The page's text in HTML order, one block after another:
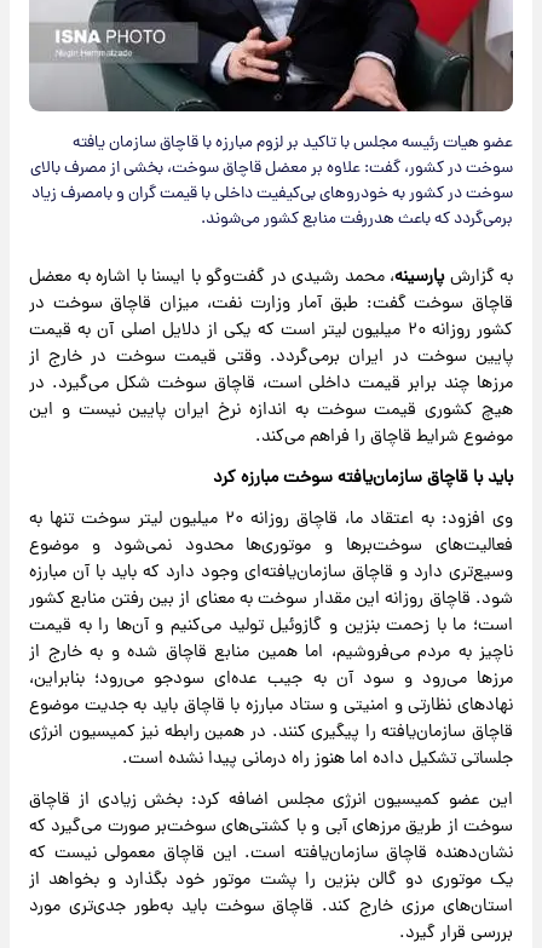
عضو هیات رئیسه مجلس با تاکید بر لزوم مبارزه با قاچاق سازمان یافته
سوخت در کشور، گفت: علاوه بر معضل قاچاق سوخت، بخشی از مصرف بالای
سوخت در کشور به خودروهای بی‌کیفیت داخلی با قیمت گران و بامصرف زیاد
برمی‌گردد که باعث هدررفت منابع کشور می‌شوند.
به گزارشپارسینه، محمد رشیدی در گفت‌وگو با ایسنا با اشاره به معضل
قاچاق سوخت گفت: طبق آمار وزارت نفت، میزان قاچاق سوخت در
کشور روزانه ۲۰ میلیون لیتر است که یکی از دلایل اصلی آن به قیمت
پایین سوخت در ایران برمی‌گردد. وقتی قیمت سوخت در خارج از
مرزها چند برابر قیمت داخلی است، قاچاق سوخت شکل می‌گیرد. در
هیچ کشوری قیمت سوخت به اندازه نرخ ایران پایین نیست و این
موضوع شرایط قاچاق را فراهم می‌کند.
باید با قاچاق سازمان‌یافته سوخت مبارزه کرد
وی افزود: به اعتقاد ما، قاچاق روزانه ۲۰ میلیون لیتر سوخت تنها به
فعالیت‌های سوخت‌برها و موتوری‌ها محدود نمی‌شود و موضوع
وسیع‌تری دارد و قاچاق سازمان‌یافته‌ای وجود دارد که باید با آن مبارزه
شود. قاچاق روزانه این مقدار سوخت به معنای از بین رفتن منابع کشور
است؛ ما با زحمت بنزین و گازوئیل تولید می‌کنیم و آن‌ها را به قیمت
ناچیز به مردم می‌فروشیم، اما همین منابع قاچاق شده و به خارج از
مرزها می‌رود و سود آن به جیب عده‌ای سودجو می‌رود؛ بنابراین،
نهادهای نظارتی و امنیتی و ستاد مبارزه با قاچاق باید به جدیت موضوع
قاچاق سازمان‌یافته را پیگیری کنند. در همین رابطه نیز کمیسیون انرژی
جلساتی تشکیل داده اما هنوز راه درمانی پیدا نشده است.
این عضو کمیسیون انرژی مجلس اضافه کرد: بخش زیادی از قاچاق
سوخت از طریق مرزهای آبی و با کشتی‌های سوخت‌بر صورت می‌گیرد که
نشان‌دهنده قاچاق سازمان‌یافته است. این قاچاق معمولی نیست که
یک موتوری دو گالن بنزین را پشت موتور خود بگذارد و بخواهد از
استان‌های مرزی خارج کند. قاچاق سوخت باید به‌طور جدی‌تری مورد
بررسی قرار گیرد.